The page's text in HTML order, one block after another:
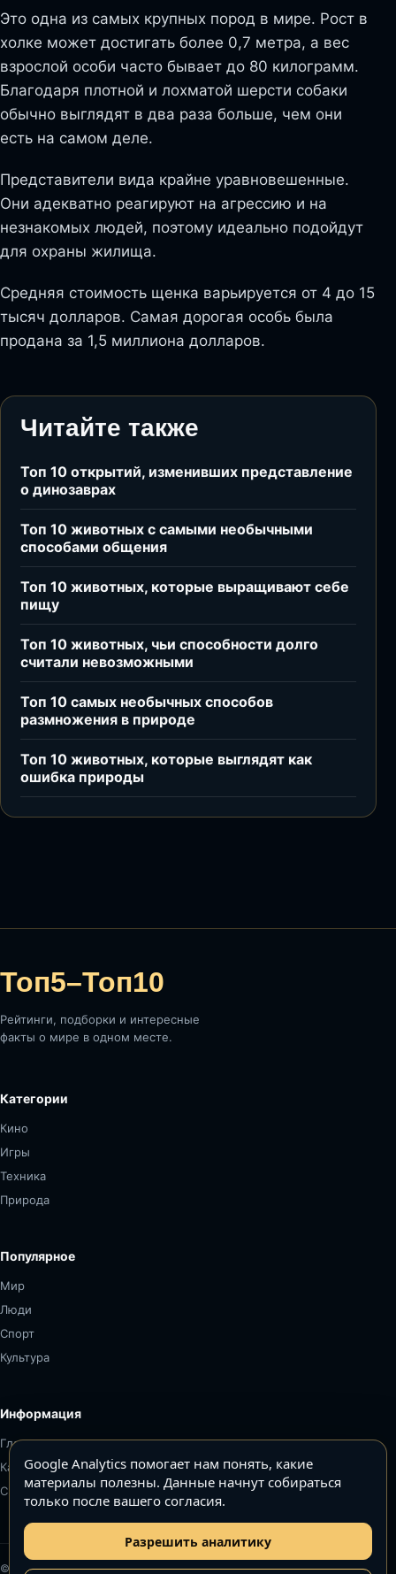
Это одна из самых крупных пород в мире. Рост в
холке может достигать более 0,7 метра, а вес
взрослой особи часто бывает до 80 килограмм.
Благодаря плотной и лохматой шерсти собаки
обычно выглядят в два раза больше, чем они
есть на самом деле.
Представители вида крайне уравновешенные.
Они адекватно реагируют на агрессию и на
незнакомых людей, поэтому идеально подойдут
для охраны жилища.
Средняя стоимость щенка варьируется от 4 до 15
тысяч долларов. Самая дорогая особь была
продана за 1,5 миллиона долларов.
Читайте также
Топ 10 открытий, изменивших представление
о динозаврах
Топ 10 животных с самыми необычными
способами общения
Топ 10 животных, которые выращивают себе
пищу
Топ 10 животных, чьи способности долго
считали невозможными
Топ 10 самых необычных способов
размножения в природе
Топ 10 животных, которые выглядят как
ошибка природы
Топ5–Топ10
Рейтинги, подборки и интересные
факты о мире в одном месте.
Категории
Кино
Игры
Техника
Природа
Популярное
Мир
Люди
Спорт
Культура
Информация
Главная
Карта сайта
Связаться
© Топ5–Топ10. Все права защищены.
Google Analytics помогает нам понять, какие
материалы полезны. Данные начнут собираться
только после вашего согласия.
Разрешить аналитику